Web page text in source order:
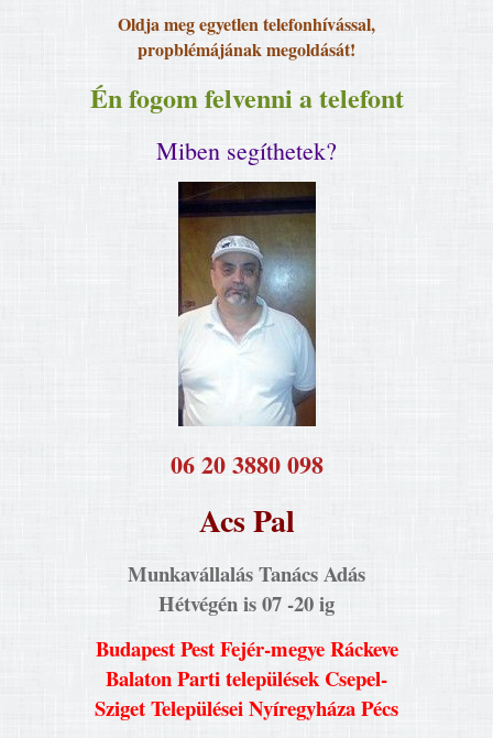
Oldja meg egyetlen telefonhívással,
propblémájának megoldását!
Én fogom felvenni a telefont
Miben segíthetek?
​06 20 3880 098
Acs Pal
Munkavállalás Tanács Adás
Hétvégén is 07 -20 ig
Budapest Pest Fejér-megye Ráckeve
Balaton Parti települések Csepel-
Sziget Települései Nyíregyháza Pécs